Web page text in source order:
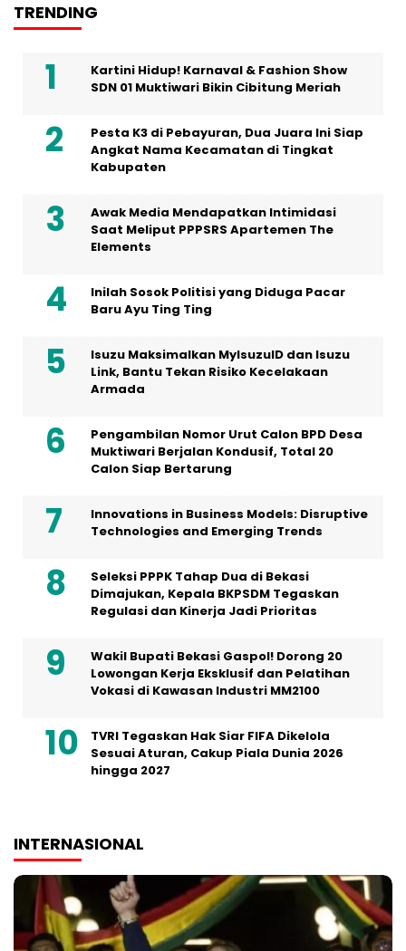
TRENDING
Kartini Hidup! Karnaval & Fashion Show
SDN 01 Muktiwari Bikin Cibitung Meriah
Pesta K3 di Pebayuran, Dua Juara Ini Siap
Angkat Nama Kecamatan di Tingkat
Kabupaten
Awak Media Mendapatkan Intimidasi
Saat Meliput PPPSRS Apartemen The
Elements
Inilah Sosok Politisi yang Diduga Pacar
Baru Ayu Ting Ting
Isuzu Maksimalkan MyIsuzuID dan Isuzu
Link, Bantu Tekan Risiko Kecelakaan
Armada
Pengambilan Nomor Urut Calon BPD Desa
Muktiwari Berjalan Kondusif, Total 20
Calon Siap Bertarung
Innovations in Business Models: Disruptive
Technologies and Emerging Trends
Seleksi PPPK Tahap Dua di Bekasi
Dimajukan, Kepala BKPSDM Tegaskan
Regulasi dan Kinerja Jadi Prioritas
Wakil Bupati Bekasi Gaspol! Dorong 20
Lowongan Kerja Eksklusif dan Pelatihan
Vokasi di Kawasan Industri MM2100
TVRI Tegaskan Hak Siar FIFA Dikelola
Sesuai Aturan, Cakup Piala Dunia 2026
hingga 2027
INTERNASIONAL